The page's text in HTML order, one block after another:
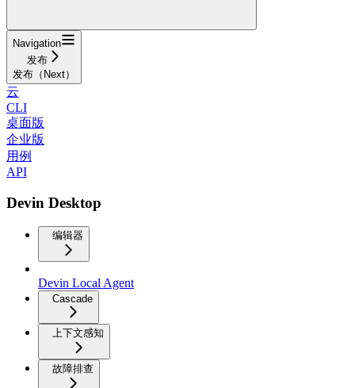
Navigation
发布
发布（Next）
云
CLI
桌面版
企业版
用例
API
Devin Desktop
编辑器
Devin Local Agent
Cascade
上下文感知
故障排查